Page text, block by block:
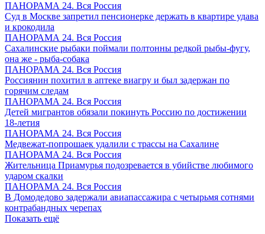
ПАНОРАМА 24. Вся Россия
Суд в Москве запретил пенсионерке держать в квартире удава
и крокодила
ПАНОРАМА 24. Вся Россия
Сахалинские рыбаки поймали полтонны редкой рыбы-фугу,
она же - рыба-собака
ПАНОРАМА 24. Вся Россия
Россиянин похитил в аптеке виагру и был задержан по
горячим следам
ПАНОРАМА 24. Вся Россия
Детей мигрантов обязали покинуть Россию по достижении
18-летия
ПАНОРАМА 24. Вся Россия
Медвежат-попрошаек удалили с трассы на Сахалине
ПАНОРАМА 24. Вся Россия
Жительница Приамурья подозревается в убийстве любимого
ударом скалки
ПАНОРАМА 24. Вся Россия
В Домодедово задержали авиапассажира с четырьмя сотнями
контрабандных черепах
Показать ещё